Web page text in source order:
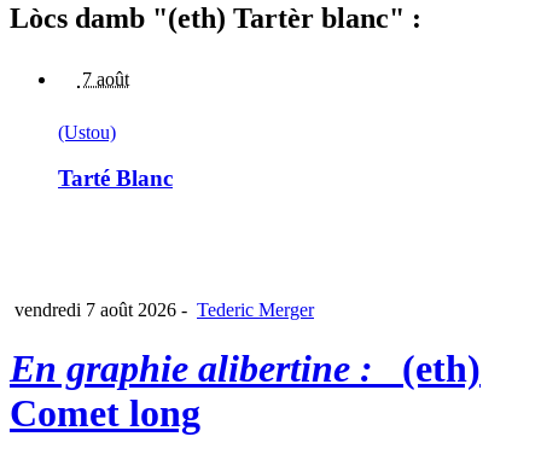
Lòcs damb "(eth) Tartèr blanc" :
7 août
(Ustou)
Tarté Blanc
vendredi 7 août 2026 - Tederic Merger
En graphie alibertine : (eth)
Comet long